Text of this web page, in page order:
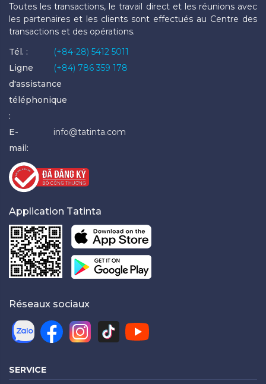
Toutes les transactions, le travail direct et les réunions avec
les partenaires et les clients sont effectués au Centre des
transactions et des opérations.
Tél. :
(+84-28) 5412 5011
Ligne
d'assistance
téléphonique
:
(+84) 786 359 178
E-
mail:
info@tatinta.com
Application Tatinta
Réseaux sociaux
SERVICE